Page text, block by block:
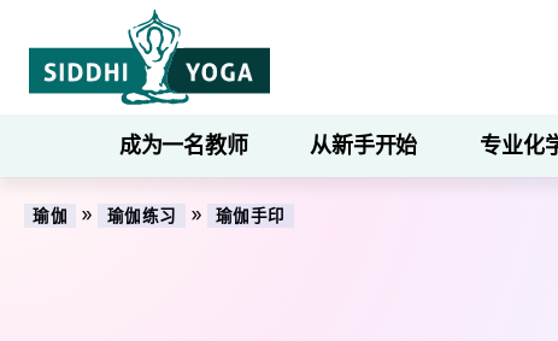
成为一名教师 从新手开始 专业化
瑜伽 » 瑜伽练习 » 瑜伽手印